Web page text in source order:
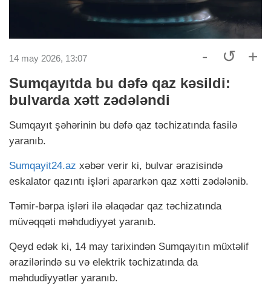
14 may 2026, 13:07 - ↺ +
Sumqayıtda bu dəfə qaz kəsildi:
bulvarda xətt zədələndi
Sumqayıt şəhərinin bu dəfə qaz təchizatında fasilə
yaranıb.
Sumqayit24.az xəbər verir ki, bulvar ərazisində
eskalator qazıntı işləri apararkən qaz xətti zədələnib.
Təmir-bərpa işləri ilə əlaqədar qaz təchizatında
müvəqqəti məhdudiyyət yaranıb.
Qeyd edək ki, 14 may tarixindən Sumqayıtın müxtəlif
ərazilərində su və elektrik təchizatında da
məhdudiyyətlər yaranıb.